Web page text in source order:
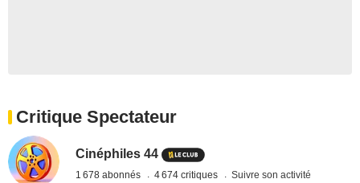
Critique Spectateur
Cinéphiles 44
1 678 abonnés 4 674 critiques Suivre son activité